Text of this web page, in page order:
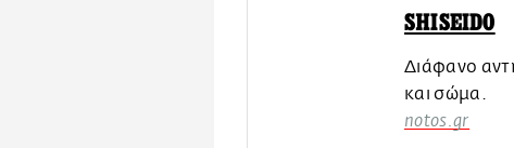
SHISEIDO
Διάφανο
και σώμα.
notos.gr